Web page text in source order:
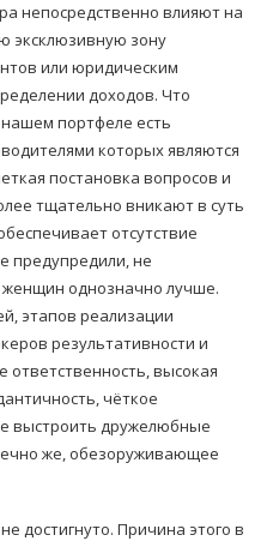
непосредственно влияют на
эксклюзивную зону
или юридическим
доходов. Что
нашем портфеле есть
которых являются
постановка вопросов и
тщательно вникают в суть
отсутствие
предупредили, не
однозначно лучше.
этапов реализации
результативности и
ответственность, высокая
чёткое
выстроить дружелюбные
же, обезоруживающее
достигнуто. Причина этого в